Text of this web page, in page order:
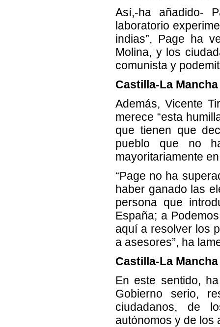
Así,-ha añadido-
laboratorio
indias”, Page ha
Molina, y los
comunista y
Castilla-La
Además, Vicente
merece “esta
que tienen que
pueblo que no
mayoritariamente
“Page no ha
haber ganado las
persona que
España; a
aquí a resolver los
a asesores”, ha
Castilla-La
En este sentido,
Gobierno serio,
ciudadanos, de
autónomos y de los